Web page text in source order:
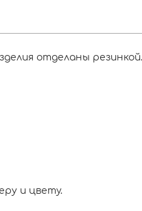
отделаны
и цвету.